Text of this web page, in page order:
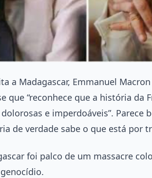
a Madagascar, Emmanuel
que “reconhece que a história da
e imperdoáveis”. Parece
de verdade sabe o que está por
foi palco de um massacre